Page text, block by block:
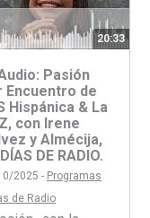
20:33
Pasión
Encuentro de
Hispánica & La
con Irene
y Almécija,
DE RADIO.
2025 - Programas
de Radio